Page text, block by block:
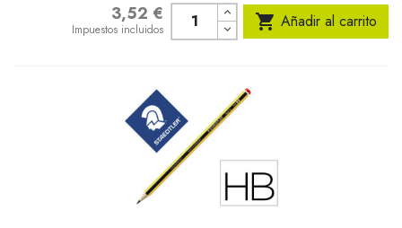
3,52 €
Impuestos incluidos  Añadir al carrito